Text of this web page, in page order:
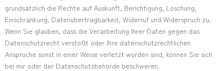
grundsätzlich die Rechte auf Auskunft, Berichtigung, Löschung,
Einschränkung, Datenübertragbarkeit, Widerruf und Widerspruch zu.
Wenn Sie glauben, dass die Verarbeitung Ihrer Daten gegen das
Datenschutzrecht verstößt oder Ihre datenschutzrechtlichen
Ansprüche sonst in einer Weise verletzt worden sind, können Sie sich
bei mir oder der Datenschutzbehörde beschweren.